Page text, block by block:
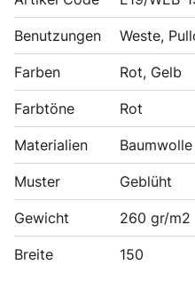
Benutzungen Weste,
Farben Rot, Gelb
Farbtöne Rot
Materialien
Muster Geblüht
Gewicht 260 gr/m2
Breite 150